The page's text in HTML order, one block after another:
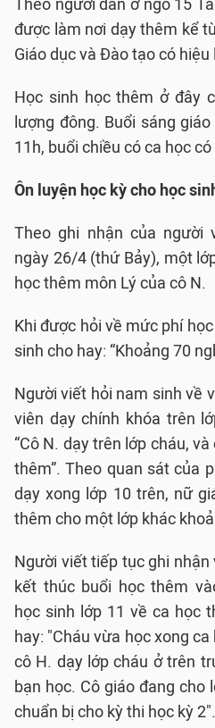
Theo người dân ở ngõ 15
được làm nơi dạy thêm kể
Giáo dục và Đào tạo có hiệu
Học sinh học thêm ở đây
lượng đông. Buổi sáng
11h, buổi chiều có ca học
Ôn luyện học kỳ cho học
Theo ghi nhận của người
ngày 26/4 (thứ Bảy), một
học thêm môn Lý của cô N.
Khi được hỏi về mức phí
sinh cho hay: “Khoảng 70
Người viết hỏi nam sinh về
viên dạy chính khóa trên
“Cô N. dạy trên lớp cháu,
thêm”. Theo quan sát của
dạy xong lớp 10 trên, nữ
thêm cho một lớp khác
Người viết tiếp tục ghi
kết thúc buổi học thêm
học sinh lớp 11 về ca học
hay: "Cháu vừa học xong
cô H. dạy lớp cháu ở trên
bạn học. Cô giáo đang cho
chuẩn bị cho kỳ thi học kỳ